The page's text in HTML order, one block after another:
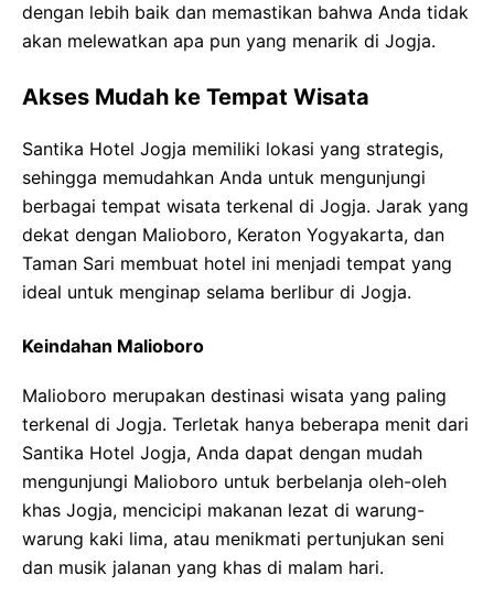
dengan lebih baik dan memastikan bahwa Anda tidak
akan melewatkan apa pun yang menarik di Jogja.
Akses Mudah ke Tempat Wisata
Santika Hotel Jogja memiliki lokasi yang strategis,
sehingga memudahkan Anda untuk mengunjungi
berbagai tempat wisata terkenal di Jogja. Jarak yang
dekat dengan Malioboro, Keraton Yogyakarta, dan
Taman Sari membuat hotel ini menjadi tempat yang
ideal untuk menginap selama berlibur di Jogja.
Keindahan Malioboro
Malioboro merupakan destinasi wisata yang paling
terkenal di Jogja. Terletak hanya beberapa menit dari
Santika Hotel Jogja, Anda dapat dengan mudah
mengunjungi Malioboro untuk berbelanja oleh-oleh
khas Jogja, mencicipi makanan lezat di warung-
warung kaki lima, atau menikmati pertunjukan seni
dan musik jalanan yang khas di malam hari.